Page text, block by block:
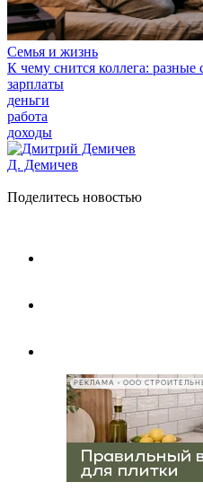
Семья и жизнь
К чему снится коллега:
зарплаты
деньги
работа
доходы
Д. Демичев
Поделитесь новостью